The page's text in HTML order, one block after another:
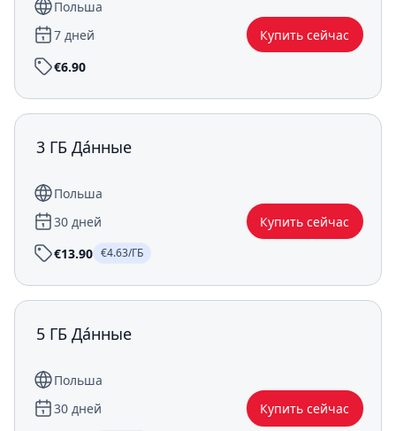
Польша
7 дней
Купить сейчас
€6.90
3 ГБ Да́нные
Польша
30 дней
Купить сейчас
€13.90 €4.63/ГБ
5 ГБ Да́нные
Польша
30 дней
Купить сейчас